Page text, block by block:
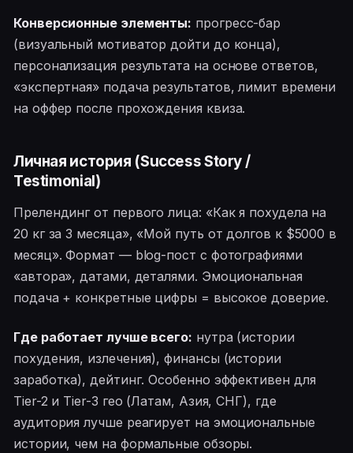
Конверсионные элементы: прогресс-бар
(визуальный мотиватор дойти до конца),
персонализация результата на основе ответов,
«экспертная» подача результатов, лимит времени
на оффер после прохождения квиза.
Личная история (Success Story /
Testimonial)
Прелендинг от первого лица: «Как я похудела на
20 кг за 3 месяца», «Мой путь от долгов к $5000 в
месяц». Формат — blog-пост с фотографиями
«автора», датами, деталями. Эмоциональная
подача + конкретные цифры = высокое доверие.
Где работает лучше всего: нутра (истории
похудения, излечения), финансы (истории
заработка), дейтинг. Особенно эффективен для
Tier-2 и Tier-3 гео (Латам, Азия, СНГ), где
аудитория лучше реагирует на эмоциональные
истории, чем на формальные обзоры.